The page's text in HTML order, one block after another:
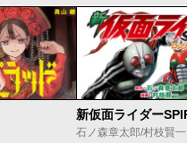
石ノ森章太郎/村枝賢一